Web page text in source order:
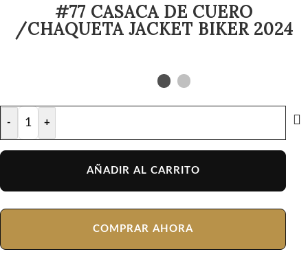
#77 CASACA DE CUERO
/CHAQUETA JACKET BIKER 2024
- +
AÑADIR AL CARRITO
COMPRAR AHORA